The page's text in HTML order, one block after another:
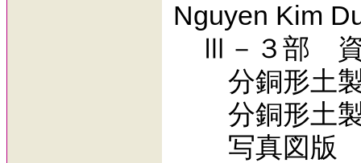
Nguyen Kim
Ⅲ－３部 資
分銅形土製
分銅形土製
写真図版